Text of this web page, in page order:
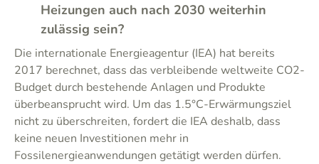
Heizungen auch nach 2030 weiterhin
zulässig sein?
Die internationale Energieagentur (IEA) hat bereits
2017 berechnet, dass das verbleibende weltweite CO2-
Budget durch bestehende Anlagen und Produkte
überbeansprucht wird. Um das 1.5°C-Erwärmungsziel
nicht zu überschreiten, fordert die IEA deshalb, dass
keine neuen Investitionen mehr in
Fossilenergieanwendungen getätigt werden dürfen.